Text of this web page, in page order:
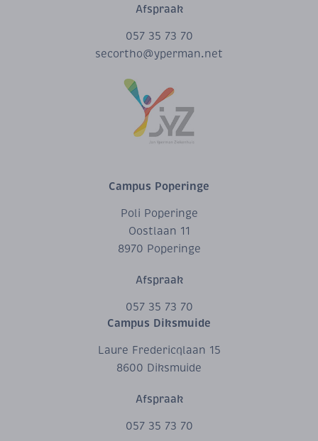
Afspraak
057 35 73 70
secortho@yperman.net
Campus Poperinge
Poli Poperinge
Oostlaan 11
8970 Poperinge
Afspraak
057 35 73 70
Campus Diksmuide
Laure Fredericqlaan 15
8600 Diksmuide
Afspraak
057 35 73 70